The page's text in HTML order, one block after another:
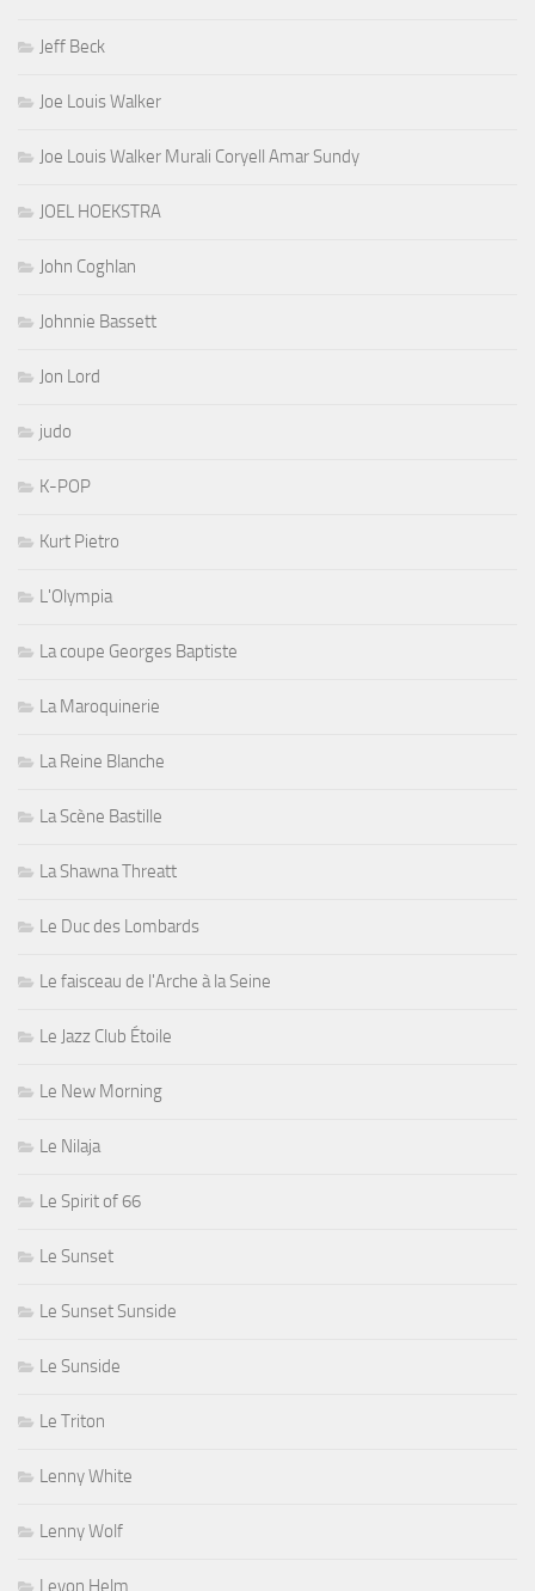
Jeff Beck
Joe Louis Walker
Joe Louis Walker Murali Coryell Amar Sundy
JOEL HOEKSTRA
John Coghlan
Johnnie Bassett
Jon Lord
judo
K-POP
Kurt Pietro
L'Olympia
La coupe Georges Baptiste
La Maroquinerie
La Reine Blanche
La Scène Bastille
La Shawna Threatt
Le Duc des Lombards
Le faisceau de l'Arche à la Seine
Le Jazz Club Étoile
Le New Morning
Le Nilaja
Le Spirit of 66
Le Sunset
Le Sunset Sunside
Le Sunside
Le Triton
Lenny White
Lenny Wolf
Levon Helm